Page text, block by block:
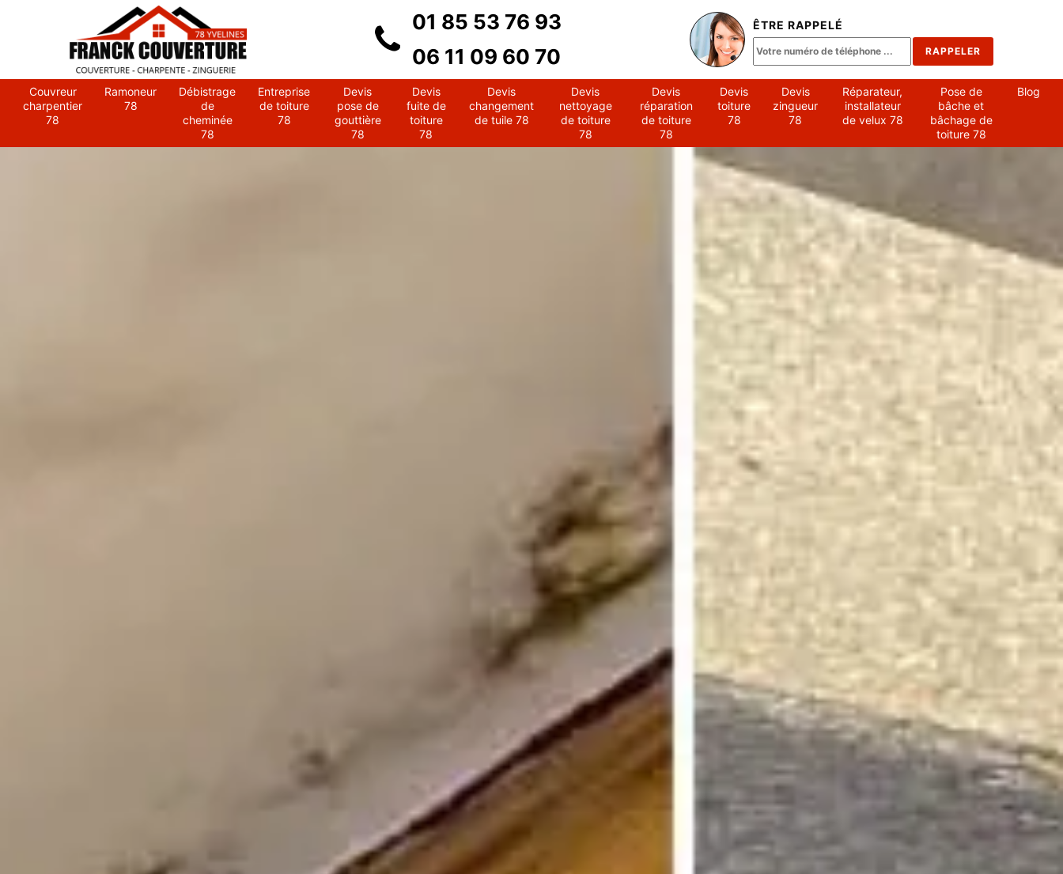
01 85 53 76 93
06 11 09 60 70
ÊTRE RAPPELÉ
Couvreur
charpentier
78
Ramoneur
78
Débistrage
de
cheminée
78
Entreprise
de toiture
78
Devis
pose de
gouttière
78
Devis
fuite de
toiture
78
Devis
changement
de tuile 78
Devis
nettoyage
de toiture
78
Devis
réparation
de toiture
78
Devis
toiture
78
Devis
zingueur
78
Réparateur,
installateur
de velux 78
Pose de
bâche et
bâchage de
toiture 78
Blog